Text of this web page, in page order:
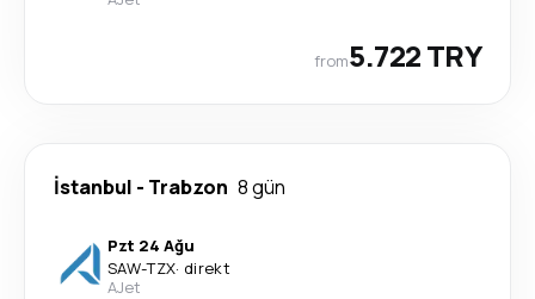
from5.722 TRY
İstanbul - Trabzon 8 gün
Pzt 24 Ağu
SAW-TZX· direkt
AJet